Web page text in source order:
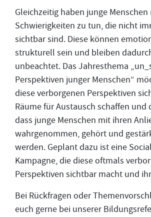
Gleichzeitig haben junge
Schwierigkeiten zu tun, die nicht
sichtbar sind. Diese können
strukturell sein und bleiben
unbeachtet. Das Jahresthema
Perspektiven junger Menschen“
diese verborgenen Perspektiven
Räume für Austausch schaffen und
dass junge Menschen mit ihren
wahrgenommen, gehört und
werden. Geplant dazu ist eine
Kampagne, die diese oftmals
Perspektiven sichtbar macht und
Bei Rückfragen oder
euch gerne bei unserer